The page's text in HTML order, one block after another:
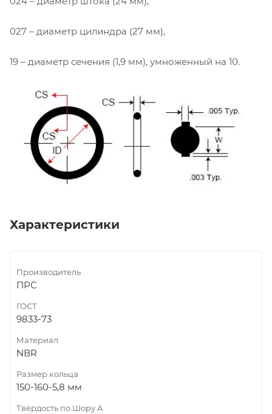
027 – диаметр цилиндра (27 мм),
19 – диаметр сечения (1,9 мм), умноженный на 10.
Характеристики
Производитель
ПРС
ГОСТ
9833-73
Материал
NBR
Размер кольца
150-160-5,8 мм
Твёрдость по Шору А